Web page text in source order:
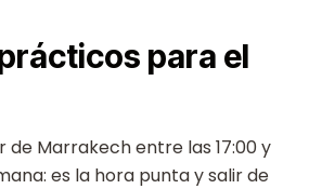
para el
de Marrakech entre las 17:00 y
es la hora punta y salir de